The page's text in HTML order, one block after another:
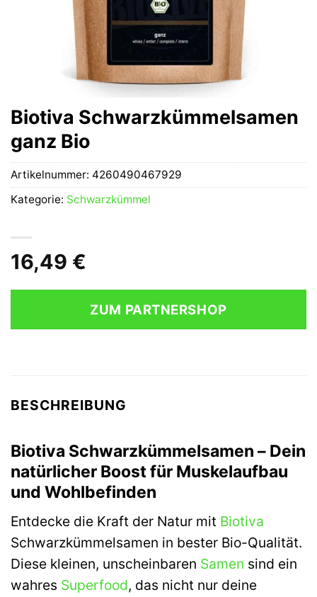
Biotiva Schwarzkümmelsamen
ganz Bio
16,49 €
ZUM PARTNERSHOP
Artikelnummer: 4260490467929
Kategorie: Schwarzkümmel
BESCHREIBUNG
Biotiva Schwarzkümmelsamen – Dein
natürlicher Boost für Muskelaufbau
und Wohlbefinden
Entdecke die Kraft der Natur mit Biotiva
Schwarzkümmelsamen in bester Bio-Qualität.
Diese kleinen, unscheinbaren Samen sind ein
wahres Superfood, das nicht nur deine